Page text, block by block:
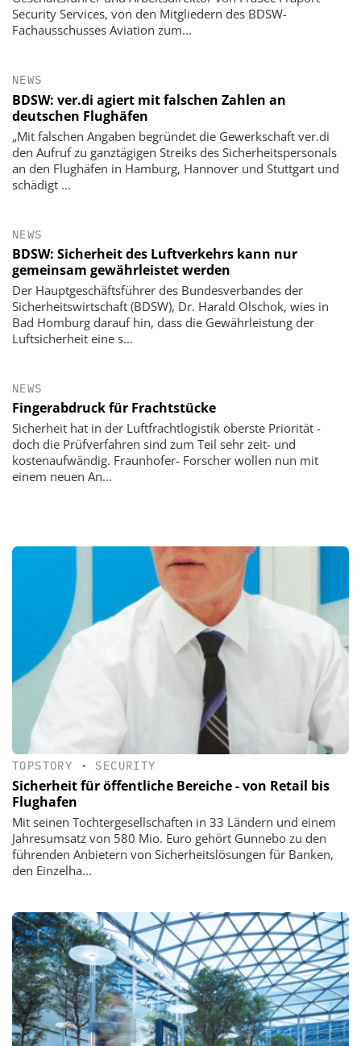
Security Services, von den Mitgliedern des BDSW-
Fachausschusses Aviation zum...
NEWS
BDSW: ver.di agiert mit falschen Zahlen an
deutschen Flughäfen
„Mit falschen Angaben begründet die Gewerkschaft ver.di
den Aufruf zu ganztägigen Streiks des Sicherheitspersonals
an den Flughäfen in Hamburg, Hannover und Stuttgart und
schädigt ...
NEWS
BDSW: Sicherheit des Luftverkehrs kann nur
gemeinsam gewährleistet werden
Der Hauptgeschäftsführer des Bundesverbandes der
Sicherheitswirtschaft (BDSW), Dr. Harald Olschok, wies in
Bad Homburg darauf hin, dass die Gewährleistung der
Luftsicherheit eine s...
NEWS
Fingerabdruck für Frachtstücke
Sicherheit hat in der Luftfrachtlogistik oberste Priorität -
doch die Prüfverfahren sind zum Teil sehr zeit- und
kostenaufwändig. Fraunhofer- Forscher wollen nun mit
einem neuen An...
TOPSTORY • SECURITY
Sicherheit für öffentliche Bereiche - von Retail bis
Flughafen
Mit seinen Tochtergesellschaften in 33 Ländern und einem
Jahresumsatz von 580 Mio. Euro gehört ­Gunnebo zu den
führenden An­bietern von Sicherheitslösungen für Banken,
den Einzelha...